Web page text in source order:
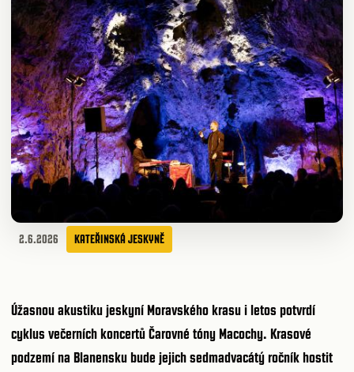
2.6.2026 KATEŘINSKÁ JESKYNĚ
Úžasnou akustiku jeskyní Moravského krasu i letos potvrdí
cyklus večerních koncertů Čarovné tóny Macochy. Krasové
podzemí na Blanensku bude jejich sedmadvacátý ročník hostit